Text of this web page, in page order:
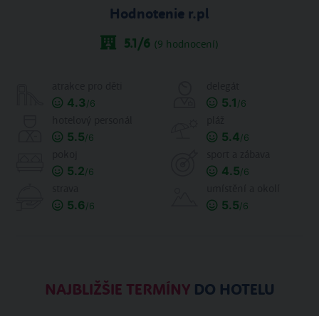
Hodnotenie r.pl
5.1/6 (9 hodnocení)
4.3/6 5.1 /6
5.5/6 5.4/6
5.2/6 4.5/6
5.6/6 5.5/6
NAJBLIŽŠIE TERMÍNYDO HOTELU